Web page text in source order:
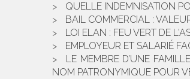
QUELLE INDEMNISATION
BAIL COMMERCIAL :
LOI ELAN : FEU VERT DE
EMPLOYEUR ET SALARIÉ
LE MEMBRE D’UNE
NOM PATRONYMIQUE POUR